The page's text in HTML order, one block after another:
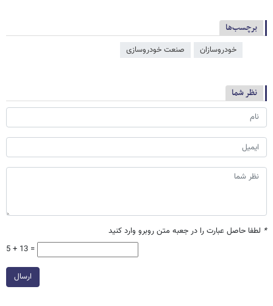
برچسب‌ها
خودروسازان صنعت خودروسازی
نظر شما
* لطفا حاصل عبارت را در جعبه متن روبرو وارد کنید
5 + 13 =
ارسال